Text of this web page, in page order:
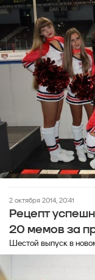
2 октября 2014, 20:41
Рецепт
20 мемов за
Шестой выпуск в